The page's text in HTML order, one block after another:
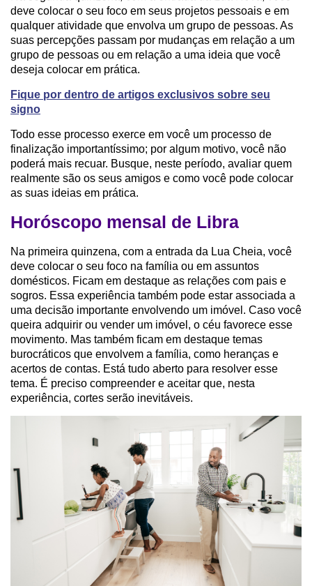
deve colocar o seu foco em seus projetos pessoais e em
qualquer atividade que envolva um grupo de pessoas. As
suas percepções passam por mudanças em relação a um
grupo de pessoas ou em relação a uma ideia que você
deseja colocar em prática.
Fique por dentro de artigos exclusivos sobre seu
signo
Todo esse processo exerce em você um processo de
finalização importantíssimo; por algum motivo, você não
poderá mais recuar. Busque, neste período, avaliar quem
realmente são os seus amigos e como você pode colocar
as suas ideias em prática.
Horóscopo mensal de Libra
Na primeira quinzena, com a entrada da Lua Cheia, você
deve colocar o seu foco na família ou em assuntos
domésticos. Ficam em destaque as relações com pais e
sogros. Essa experiência também pode estar associada a
uma decisão importante envolvendo um imóvel. Caso você
queira adquirir ou vender um imóvel, o céu favorece esse
movimento. Mas também ficam em destaque temas
burocráticos que envolvem a família, como heranças e
acertos de contas. Está tudo aberto para resolver esse
tema. É preciso compreender e aceitar que, nesta
experiência, cortes serão inevitáveis.